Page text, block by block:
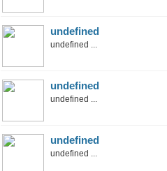
undefined
undefined ...
undefined
undefined ...
undefined
undefined ...